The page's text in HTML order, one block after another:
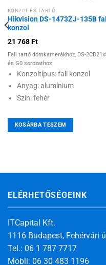
KONZOL ÉS TARTÓ
Hikvision DS-1473ZJ-135B
konzol
21 768Ft
Fali tartó dómkamerákhoz, DS-
és G0 sorozathoz
Konzoltípus: fali konzol
Anyag: alumínium
Szín: fehér
KOSÁRBA TESZEM
ELÉRHETŐSÉGEINK
ITCapital Kft.
1116 Budapest, Fehérvári
Tel.: 06 1 787 7717
Mobil: 06 30 483 1196